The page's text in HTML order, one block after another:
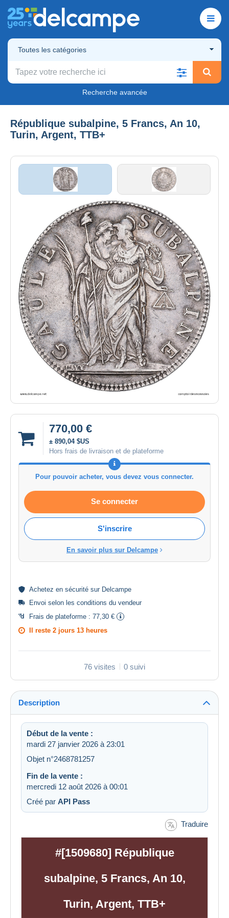
Toutes les catégories
Recherche avancée
République subalpine, 5 Francs, An 10,
Turin, Argent, TTB+
770,00 €
± 890,04 $US
Hors frais de livraison et de plateforme
Pour pouvoir acheter, vous devez vous connecter.
Se connecter
S'inscrire
En savoir plus sur Delcampe
Achetez en sécurité sur Delcampe
Envoi selon les conditions du vendeur
Frais de plateforme : 77,30 €
Il reste 2 jours 13 heures
76 visites 0 suivi
Description
Début de la vente :
mardi 27 janvier 2026 à 23:01
Objet n°2468781257
Fin de la vente :
mercredi 12 août 2026 à 00:01
Créé par API Pass
Traduire
#[1509680] République
subalpine, 5 Francs, An 10,
Turin, Argent, TTB+